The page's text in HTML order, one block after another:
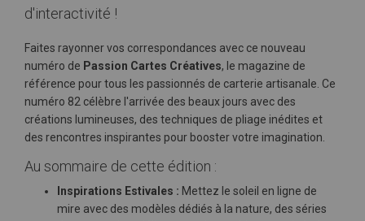
d'interactivité !
Faites rayonner vos correspondances avec ce nouveau
numéro de Passion Cartes Créatives, le magazine de
référence pour tous les passionnés de carterie artisanale. Ce
numéro 82 célèbre l'arrivée des beaux jours avec des
créations lumineuses, des techniques de pliage inédites et
des rencontres inspirantes pour booster votre imagination.
Au sommaire de cette édition :
Inspirations Estivales : Mettez le soleil en ligne de
mire avec des modèles dédiés à la nature, des séries